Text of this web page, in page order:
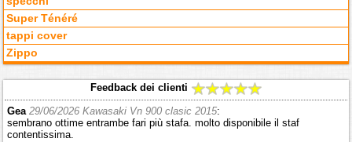
Super Ténéré
tappi cover
Zippo
Feedback dei clienti
Gea 29/06/2026 Kawasaki Vn 900 clasic 2015:
sembrano ottime entrambe fari più stafa. molto disponibile il staf
contentissima.